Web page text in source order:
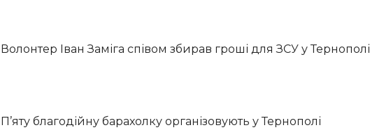
Волонтер Іван Заміга співом збирав гроші для ЗСУ у Тернополі
П’яту благодійну барахолку організовують у Тернополі